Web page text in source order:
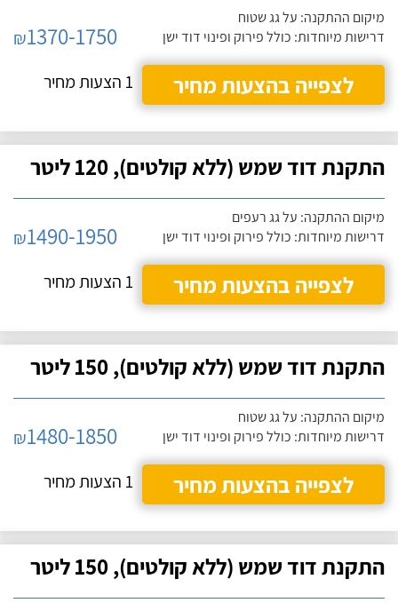
מיקום ההתקנה: על גג שטוח
דרישות מיוחדות: כולל פירוק ופינוי דוד ישן
₪1370-1750
לצפייה בהצעות מחיר
1 הצעות מחיר
התקנת דוד שמש (ללא קולטים), 120 ליטר
מיקום ההתקנה: על גג רעפים
דרישות מיוחדות: כולל פירוק ופינוי דוד ישן
₪1490-1950
לצפייה בהצעות מחיר
1 הצעות מחיר
התקנת דוד שמש (ללא קולטים), 150 ליטר
מיקום ההתקנה: על גג שטוח
דרישות מיוחדות: כולל פירוק ופינוי דוד ישן
₪1480-1850
לצפייה בהצעות מחיר
1 הצעות מחיר
התקנת דוד שמש (ללא קולטים), 150 ליטר